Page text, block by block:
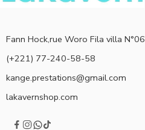
Fann Hock,rue Woro Fila villa N°06
(+221) 77-240-58-58
kange.prestations@gmail.com
lakavernshop.com